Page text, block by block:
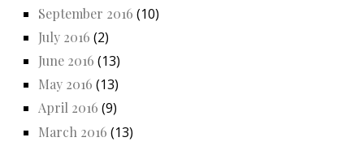
September 2016 (10)
July 2016 (2)
June 2016 (13)
May 2016 (13)
April 2016 (9)
March 2016 (13)